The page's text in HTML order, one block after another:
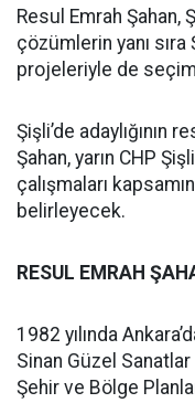
Resul Emrah Şahan,
çözümlerin yanı
projeleriyle de seçim
Şişli’de adaylığının
Şahan, yarın CHP
çalışmaları
belirleyecek.
RESUL EMRAH
1982 yılında
Sinan Güzel
Şehir ve Bölge